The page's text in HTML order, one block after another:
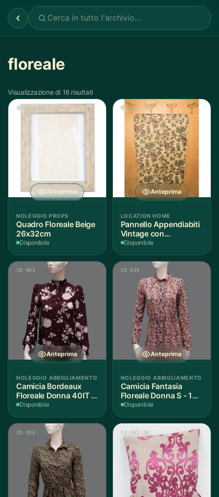
floreale
Visualizzazione di 16 risultati
Anteprima
QU 011-02
NOLEGGIO PROPS
Quadro Floreale Beige
26x32cm
Disponibile
Anteprima
MO 001-23
LOCATION HOME
Pannello Appendiabiti
Vintage con
Decorazione Toile de
Disponibile
Anteprima
CD 003
NOLEGGIO ABBIGLIAMENTO
Camicia Bordeaux
Floreale Donna 40IT -
1 Pezzo
Disponibile
Anteprima
CD 035
NOLEGGIO ABBIGLIAMENTO
Camicia Fantasia
Floreale Donna S - 1
Pezzo
Disponibile
CD 036 CS 007-30